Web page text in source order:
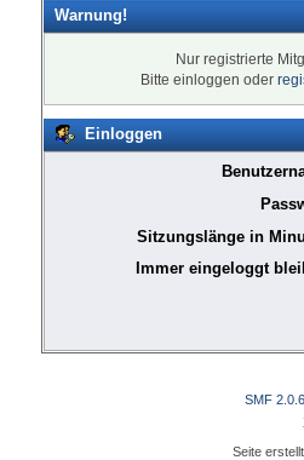
Warnung!
Nur registrierte
Bitte einloggen oder
Einloggen
Sitzungslänge in
Immer eingeloggt
SMF 2.0.6
Seite